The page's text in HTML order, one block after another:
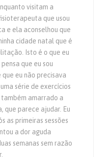
visitam a
que usou
e ela aconselhou que
cidade natal que é
Isto é o que eu
que eu sou
que eu não precisava
série de exercícios
amarrado a
que parece ajudar. Eu
as primeiras sessões
a dor aguda
semanas sem razão